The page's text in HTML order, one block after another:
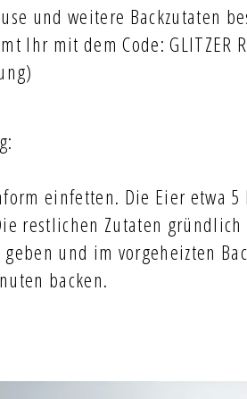
und weitere Backzutaten
Ihr mit dem Code: GLITZER
einfetten. Die Eier etwa
restlichen Zutaten
geben und im vorgeheizten
backen.